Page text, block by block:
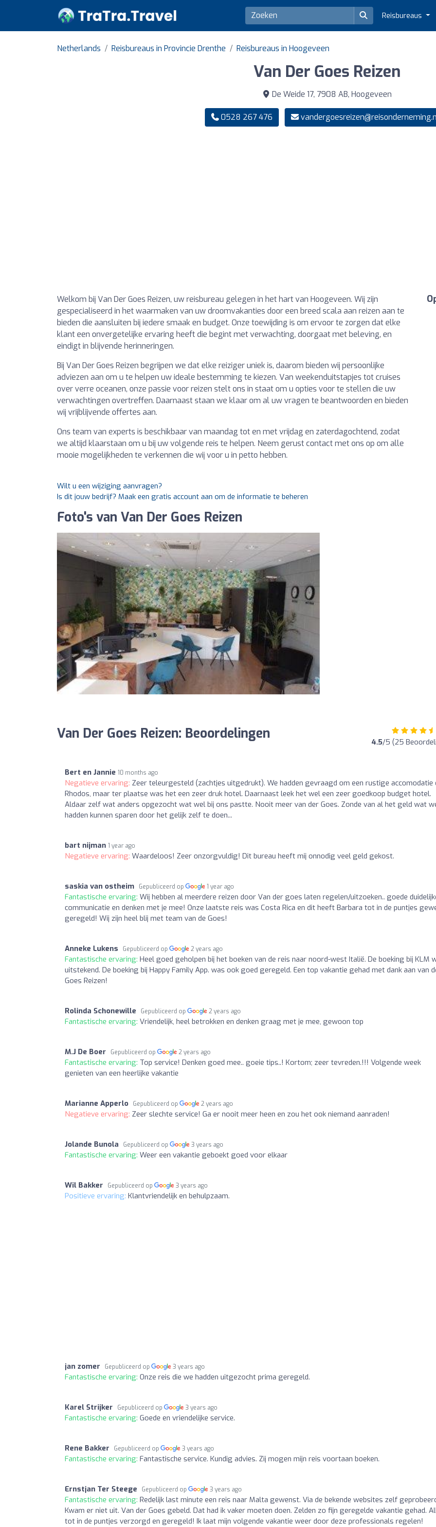
Reisbureaus
Netherlands Reisbureaus in Provincie Drenthe Reisbureaus in Hoogeveen
Van Der Goes Reizen
De Weide 17, 7908 AB, Hoogeveen
0528 267 476
Welkom bij Van Der Goes Reizen, uw reisbureau gelegen in het hart van Hoogeveen. Wij zijn
gespecialiseerd in het waarmaken van uw droomvakanties door een breed scala aan reizen aan te
bieden die aansluiten bij iedere smaak en budget. Onze toewijding is om ervoor te zorgen dat elke
klant een onvergetelijke ervaring heeft die begint met verwachting, doorgaat met beleving, en
eindigt in blijvende herinneringen.
Bij Van Der Goes Reizen begrijpen we dat elke reiziger uniek is, daarom bieden wij persoonlijke
adviezen aan om u te helpen uw ideale bestemming te kiezen. Van weekenduitstapjes tot cruises
over verre oceanen, onze passie voor reizen stelt ons in staat om u opties voor te stellen die uw
verwachtingen overtreffen. Daarnaast staan we klaar om al uw vragen te beantwoorden en bieden
wij vrijblijvende offertes aan.
Ons team van experts is beschikbaar van maandag tot en met vrijdag en zaterdagochtend, zodat
we altijd klaarstaan om u bij uw volgende reis te helpen. Neem gerust contact met ons op om alle
mooie mogelijkheden te verkennen die wij voor u in petto hebben.
Wilt u een wijziging aanvragen?
Is dit jouw bedrijf? Maak een gratis account aan om de informatie te beheren
Foto's van Van Der Goes Reizen
Van Der Goes Reizen: Beoordelingen 4.5/5 (25
Bert en Jannie 10 months ago
Negatieve ervaring: Zeer teleurgesteld (zachtjes uitgedrukt). We hadden gevraagd om een rustige accomodatie
Rhodos, maar ter plaatse was het een zeer druk hotel. Daarnaast leek het wel een zeer goedkoop budget hotel.
Aldaar zelf wat anders opgezocht wat wel bij ons pastte. Nooit meer van der Goes. Zonde van al het geld wat
hadden kunnen sparen door het gelijk zelf te doen...
bart nijman 1 year ago
Negatieve ervaring: Waardeloos! Zeer onzorgvuldig! Dit bureau heeft mij onnodig veel geld gekost.
saskia van ostheim Gepubliceerd op 1 year ago
Fantastische ervaring: Wij hebben al meerdere reizen door Van der goes laten regelen/uitzoeken.. goede
communicatie en denken met je mee! Onze laatste reis was Costa Rica en dit heeft Barbara tot in de puntjes
geregeld! Wij zijn heel blij met team van de Goes!
Anneke Lukens Gepubliceerd op 2 years ago
Fantastische ervaring: Heel goed geholpen bij het boeken van de reis naar noord-west Italië. De boeking bij KLM
uitstekend. De boeking bij Happy Family App. was ook goed geregeld. Een top vakantie gehad met dank aan van
Goes Reizen!
Rolinda Schonewille Gepubliceerd op 2 years ago
Fantastische ervaring: Vriendelijk, heel betrokken en denken graag met je mee, gewoon top
M.J De Boer Gepubliceerd op 2 years ago
Fantastische ervaring: Top service! Denken goed mee.. goeie tips..! Kortom; zeer tevreden.!!! Volgende week
genieten van een heerlijke vakantie
Marianne Apperlo Gepubliceerd op 2 years ago
Negatieve ervaring: Zeer slechte service! Ga er nooit meer heen en zou het ook niemand aanraden!
Jolande Bunola Gepubliceerd op 3 years ago
Fantastische ervaring: Weer een vakantie geboekt goed voor elkaar
Wil Bakker Gepubliceerd op 3 years ago
Positieve ervaring: Klantvriendelijk en behulpzaam.
jan zomer Gepubliceerd op 3 years ago
Fantastische ervaring: Onze reis die we hadden uitgezocht prima geregeld.
Karel Strijker Gepubliceerd op 3 years ago
Fantastische ervaring: Goede en vriendelijke service.
Rene Bakker Gepubliceerd op 3 years ago
Fantastische ervaring: Fantastische service. Kundig advies. Zij mogen mijn reis voortaan boeken.
Ernstjan Ter Steege Gepubliceerd op 3 years ago
Fantastische ervaring: Redelijk last minute een reis naar Malta gewenst. Via de bekende websites zelf
Kwam er niet uit. Van der Goes gebeld. Dat had ik vaker moeten doen. Zelden zo fijn geregelde vakantie gehad.
tot in de puntjes verzorgd en geregeld! Ik laat mijn volgende vakantie weer door deze professionals regelen!